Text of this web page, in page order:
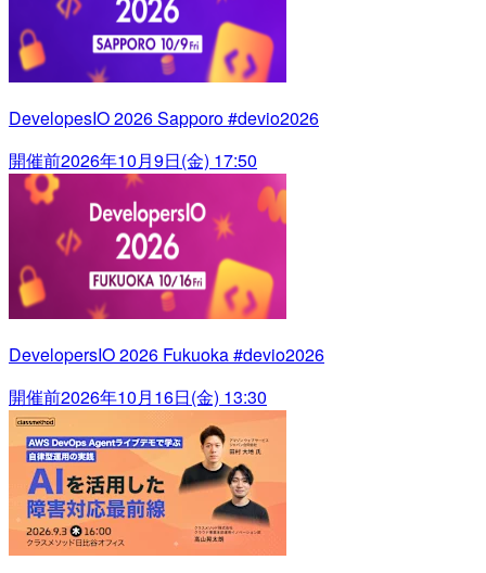
DevelopesIO 2026 Sapporo #devio2026
開催前2026年10月9日(金) 17:50
DevelopersIO 2026 Fukuoka #devio2026
開催前2026年10月16日(金) 13:30